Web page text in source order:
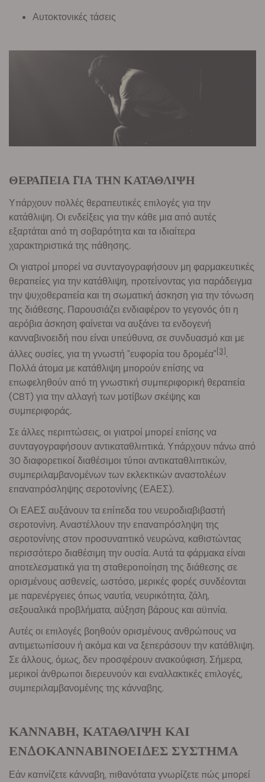
Αυτοκτονικές τάσεις
ΘΕΡΑΠΕΙΑ ΓΙΑ ΤΗΝ ΚΑΤΑΘΛΙΨΗ
Υπάρχουν πολλές θεραπευτικές επιλογές για την
κατάθλιψη. Οι ενδείξεις για την κάθε μια από αυτές
εξαρτάται από τη σοβαρότητα και τα ιδιαίτερα
χαρακτηριστικά της πάθησης.
Οι γιατροί μπορεί να συνταγογραφήσουν μη φαρμακευτικές
θεραπείες για την κατάθλιψη, προτείνοντας για παράδειγμα
την ψυχοθεραπεία και τη σωματική άσκηση για την τόνωση
της διάθεσης. Παρουσιάζει ενδιαφέρον το γεγονός ότι η
αερόβια άσκηση φαίνεται να αυξάνει τα ενδογενή
κανναβινοειδή που είναι υπεύθυνα, σε συνδυασμό και με
άλλες ουσίες, για τη γνωστή "ευφορία του δρομέα"[3].
Πολλά άτομα με κατάθλιψη μπορούν επίσης να
επωφεληθούν από τη γνωστική συμπεριφορική θεραπεία
(CBT) για την αλλαγή των μοτίβων σκέψης και
συμπεριφοράς.
Σε άλλες περιπτώσεις, οι γιατροί μπορεί επίσης να
συνταγογραφήσουν αντικαταθλιπτικά. Υπάρχουν πάνω από
30 διαφορετικοί διαθέσιμοι τύποι αντικαταθλιπτικών,
συμπεριλαμβανομένων των εκλεκτικών αναστολέων
επαναπρόσληψης σεροτονίνης (ΕΑΕΣ).
Οι ΕΑΕΣ αυξάνουν τα επίπεδα του νευροδιαβιβαστή
σεροτονίνη. Αναστέλλουν την επαναπρόσληψη της
σεροτονίνης στον προσυναπτικό νευρώνα, καθιστώντας
περισσότερο διαθέσιμη την ουσία. Αυτά τα φάρμακα είναι
αποτελεσματικά για τη σταθεροποίηση της διάθεσης σε
ορισμένους ασθενείς, ωστόσο, μερικές φορές συνδέονται
με παρενέργειες όπως ναυτία, νευρικότητα, ζάλη,
σεξουαλικά προβλήματα, αύξηση βάρους και αϋπνία.
Αυτές οι επιλογές βοηθούν ορισμένους ανθρώπους να
αντιμετωπίσουν ή ακόμα και να ξεπεράσουν την κατάθλιψη.
Σε άλλους, όμως, δεν προσφέρουν ανακούφιση. Σήμερα,
μερικοί άνθρωποι διερευνούν και εναλλακτικές επιλογές,
συμπεριλαμβανομένης της κάνναβης.
ΚΑΝΝΑΒΗ, ΚΑΤΑΘΛΙΨΗ ΚΑΙ
ΕΝΔΟΚΑΝΝΑΒΙΝΟΕΙΔΕΣ ΣΥΣΤΗΜΑ
Εάν καπνίζετε κάνναβη, πιθανότατα γνωρίζετε πώς μπορεί